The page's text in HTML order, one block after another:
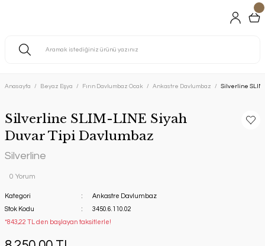
Anasayfa Beyaz Eşya Fırın Davlumbaz Ocak Ankastre Davlumbaz Silverline
Silverline SLIM-LINE Siyah
Duvar Tipi Davlumbaz
Silverline
0 Yorum
Kategori
Ankastre Davlumbaz
Stok Kodu
3450.6.110.02
*843,22 TL den başlayan taksitlerle!